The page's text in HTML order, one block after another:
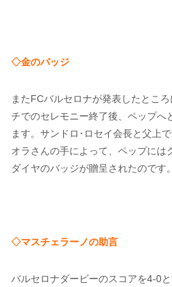
◇金のバッジ
またFCバルセロナが発表したとこ
チでのセレモニー終了後、ペップへ
ます。サンドロ･ロセイ会長と父上
オラさんの手によって、ペップには
ダイヤのバッジが贈呈されたのです。
◇マスチェラーノの助言
バルセロナダービーのスコアを4-0